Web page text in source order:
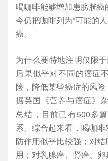
喝咖啡能够增加患膀胱
今仍把咖啡列为“可能的
癌。
为什么要特地注明仅限
后果似乎对不同的癌症
险，降低某些癌症的风
据英国《营养与癌症》
总结，目前已有500多
系。综合起来看，喝咖
防作用似乎比较强；对
用；对乳腺癌、肾癌、